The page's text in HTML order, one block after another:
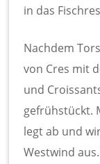
in das
Nachdem
von Cres mit
und
gefrühstückt.
legt ab und
Westwind